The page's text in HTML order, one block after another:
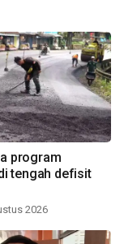
program
tengah defisit
2026